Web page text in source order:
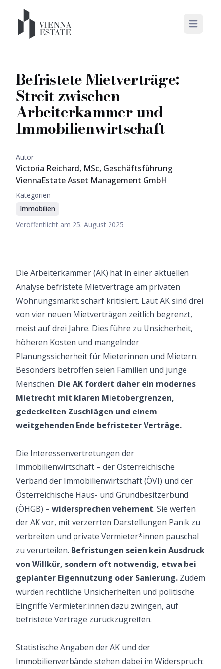
Open
Befristete Mietverträge:
Streit zwischen
Arbeiterkammer und
Immobilienwirtschaft
Autor
Victoria Reichard, MSc, Geschäftsführung
ViennaEstate Asset Management GmbH
Kategorien
Immobilien
Veröffentlicht am 25. August 2025
Die Arbeiterkammer (AK) hat in einer aktuellen
Analyse befristete Mietverträge am privaten
Wohnungsmarkt scharf kritisiert. Laut AK sind drei
von vier neuen Mietverträgen zeitlich begrenzt,
meist auf drei Jahre. Dies führe zu Unsicherheit,
höheren Kosten und mangelnder
Planungssicherheit für Mieterinnen und Mietern.
Besonders betroffen seien Familien und junge
Menschen. Die AK fordert daher ein modernes
Mietrecht mit klaren Mietobergrenzen,
gedeckelten Zuschlägen und einem
weitgehenden Ende befristeter Verträge.
Die Interessenvertretungen der
Immobilienwirtschaft – der Österreichische
Verband der Immobilienwirtschaft (ÖVI) und der
Österreichische Haus- und Grundbesitzerbund
(ÖHGB) – widersprechen vehement. Sie werfen
der AK vor, mit verzerrten Darstellungen Panik zu
verbreiten und private Vermieter*innen pauschal
zu verurteilen. Befristungen seien kein Ausdruck
von Willkür, sondern oft notwendig, etwa bei
geplanter Eigennutzung oder Sanierung. Zudem
würden rechtliche Unsicherheiten und politische
Eingriffe Vermieter:innen dazu zwingen, auf
befristete Verträge zurückzugreifen.
Statistische Angaben der AK und der
Immobilienverbände stehen dabei im Widerspruch: